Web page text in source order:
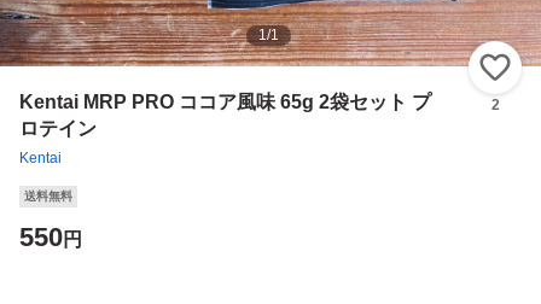
1/1
Kentai MRP PRO ココア風味 65g 2袋セット プ
ロテイン
Kentai
2
送料無料
550円